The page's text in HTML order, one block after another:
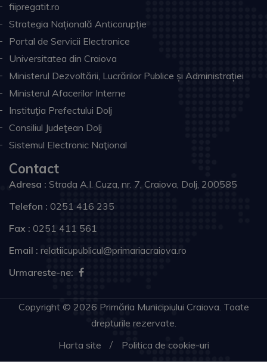
fiipregatit.ro
Strategia Națională Anticorupție
Portal de Servicii Electronice
Universitatea din Craiova
Ministerul Dezvoltării, Lucrărilor Publice și Administrației
Ministerul Afacerilor Interne
Instituţia Prefectului Dolj
Consiliul Judeţean Dolj
Sistemul Electronic Naţional
Contact
Adresa : Strada A.I. Cuza, nr. 7, Craiova, Dolj, 200585
Telefon : 0251 416 235
Fax : 0251 411 561
Email : relatiicupublicul@primariacraiova.ro
Urmareste-ne:
Copyright © 2026 Primăria Municipiului Craiova. Toate
drepturile rezervate.
Harta site
Politica de cookie-uri